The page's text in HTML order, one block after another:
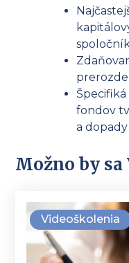
fondov
a
Možno by
Videoškolenia